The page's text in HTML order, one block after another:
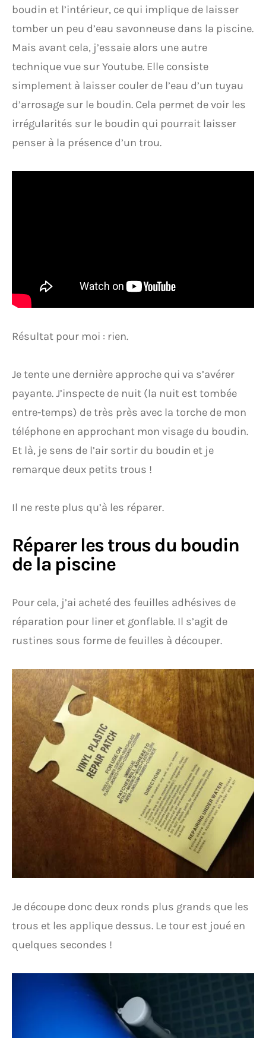
boudin et l’intérieur, ce qui implique de laisser
tomber un peu d’eau savonneuse dans la piscine.
Mais avant cela, j’essaie alors une autre
technique vue sur Youtube. Elle consiste
simplement à laisser couler de l’eau d’un tuyau
d’arrosage sur le boudin. Cela permet de voir les
irrégularités sur le boudin qui pourrait laisser
penser à la présence d’un trou.
Résultat pour moi : rien.
Je tente une dernière approche qui va s’avérer
payante. J’inspecte de nuit (la nuit est tombée
entre-temps) de très près avec la torche de mon
téléphone en approchant mon visage du boudin.
Et là, je sens de l’air sortir du boudin et je
remarque deux petits trous !
Il ne reste plus qu’à les réparer.
Réparer les trous du boudin
de la piscine
Pour cela, j’ai acheté des feuilles adhésives de
réparation pour liner et gonflable. Il s’agit de
rustines sous forme de feuilles à découper.
Je découpe donc deux ronds plus grands que les
trous et les applique dessus. Le tour est joué en
quelques secondes !